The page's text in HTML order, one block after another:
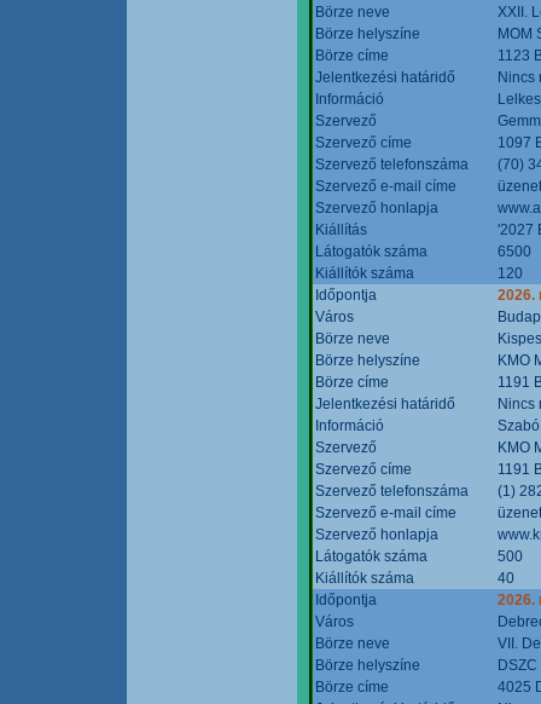
Börze neve
XXII.
Börze helyszíne
MOM
Börze címe
1123
Jelentkezési határidő
Nincs
Információ
Szervező
Szervező címe
1097
Szervező telefonszáma
(70)
Szervező e-mail címe
Szervező honlapja
Kiállítás
'2027
Látogatók száma
6500
Kiállítók száma
120
Időpontja
2026.
Város
Börze neve
Börze helyszíne
KMO
Börze címe
1191
Jelentkezési határidő
Nincs
Információ
Szervező
KMO
Szervező címe
1191
Szervező telefonszáma
(1)
Szervező e-mail címe
Szervező honlapja
Látogatók száma
500
Kiállítók száma
40
Időpontja
2026.
Város
Börze neve
VII.
Börze helyszíne
Börze címe
4025